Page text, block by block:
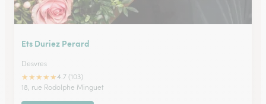
Ets Duriez Perard
Desvres
★★★★★4.7 (103)
18, rue Rodolphe Minguet